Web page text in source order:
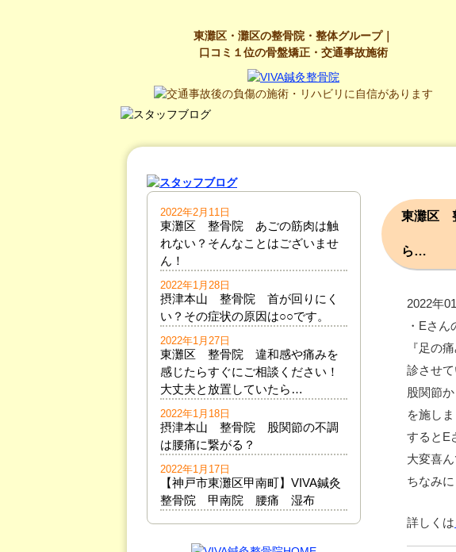
東灘区・灘区の整骨院・整体グループ｜
口コミ１位の骨盤矯正・交通事故施術
東灘区
ら…
2022年
・Eさん
『足の
診させ
股関節
を施しま
するとE
大変喜ん
ちなみに
詳しくは
東灘区 整骨院 あごの筋肉は触
れない？そんなことはございませ
ん！
2022年2月11日
摂津本山 整骨院 首が回りにく
い？その症状の原因は○○です。
2022年1月28日
東灘区 整骨院 違和感や痛みを
感じたらすぐにご相談ください！
大丈夫と放置していたら…
2022年1月27日
摂津本山 整骨院 股関節の不調
は腰痛に繋がる？
2022年1月18日
【神戸市東灘区甲南町】VIVA鍼灸
整骨院 甲南院 腰痛 湿布
2022年1月17日